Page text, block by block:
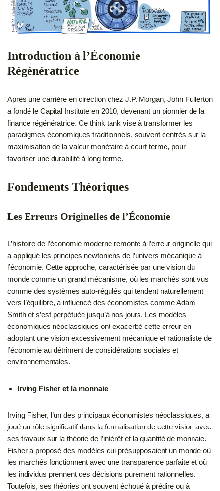
Introduction à l’Économie
Régénératrice
Après une carrière en direction chez J.P. Morgan, John Fullerton
a fondé le Capital Institute en 2010, devenant un pionnier de la
finance régénératrice. Ce think tank vise à transformer les
paradigmes économiques traditionnels, souvent centrés sur la
maximisation de la valeur monétaire à court terme, pour
favoriser une durabilité à long terme.
Fondements Théoriques
Les Erreurs Originelles de l’Économie
L’histoire de l’économie moderne remonte à l’erreur originelle qui
a appliqué les principes newtoniens de l’univers mécanique à
l’économie. Cette approche, caractérisée par une vision du
monde comme un grand mécanisme, où les marchés sont vus
comme des systèmes auto-régulés qui tendent naturellement
vers l’équilibre, a influencé des économistes comme Adam
Smith et s’est perpétuée jusqu’à nos jours. Les modèles
économiques néoclassiques ont exacerbé cette erreur en
adoptant une vision excessivement mécanique et rationaliste de
l’économie au détriment de considérations sociales et
environnementales.
Irving Fisher et la monnaie
Irving Fisher, l’un des principaux économistes néoclassiques, a
joué un rôle significatif dans la formalisation de cette vision avec
ses travaux sur la théorie de l’intérêt et la quantité de monnaie.
Fisher a proposé des modèles qui présupposaient un monde où
les marchés fonctionnent avec une transparence parfaite et où
les individus prennent des décisions purement rationnelles.
Toutefois, ses théories ont souvent échoué à prédire ou à